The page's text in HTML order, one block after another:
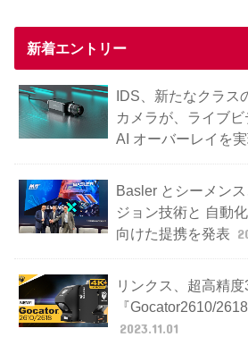
新着エントリー
IDS、新たなクラス
カメラが、ライブ
AI オーバーレイを
Basler とシーメン
ジョン技術と 自動
向けた提携を発表
リンクス、超高精
『Gocator2610/
2023.11.01